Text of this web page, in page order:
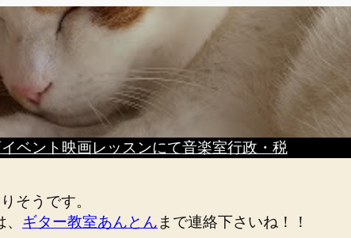
イベント 映画レッスンにて音楽室行政・税
そうです。
ギター教室あんとん まで連絡下さいね！！